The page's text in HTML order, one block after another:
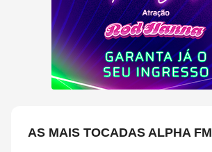
AS MAIS TOCADAS ALPHA FM